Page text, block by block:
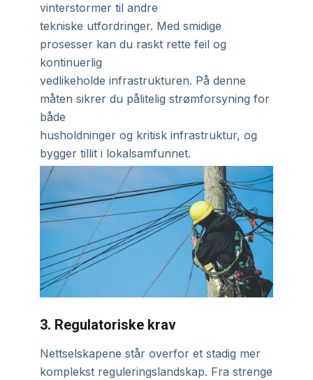
vinterstormer til andre
tekniske utfordringer. Med smidige
prosesser kan du raskt rette feil og
kontinuerlig
vedlikeholde infrastrukturen. På denne
måten sikrer du pålitelig strømforsyning for
både
husholdninger og kritisk infrastruktur, og
bygger tillit i lokalsamfunnet.
3. Regulatoriske krav
Nettselskapene står overfor et stadig mer
komplekst reguleringslandskap. Fra strenge